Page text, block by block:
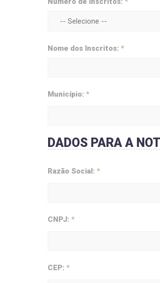
Nome dos Inscritos: *
Município: *
DADOS PARA A
Razão Social: *
CNPJ: *
CEP: *